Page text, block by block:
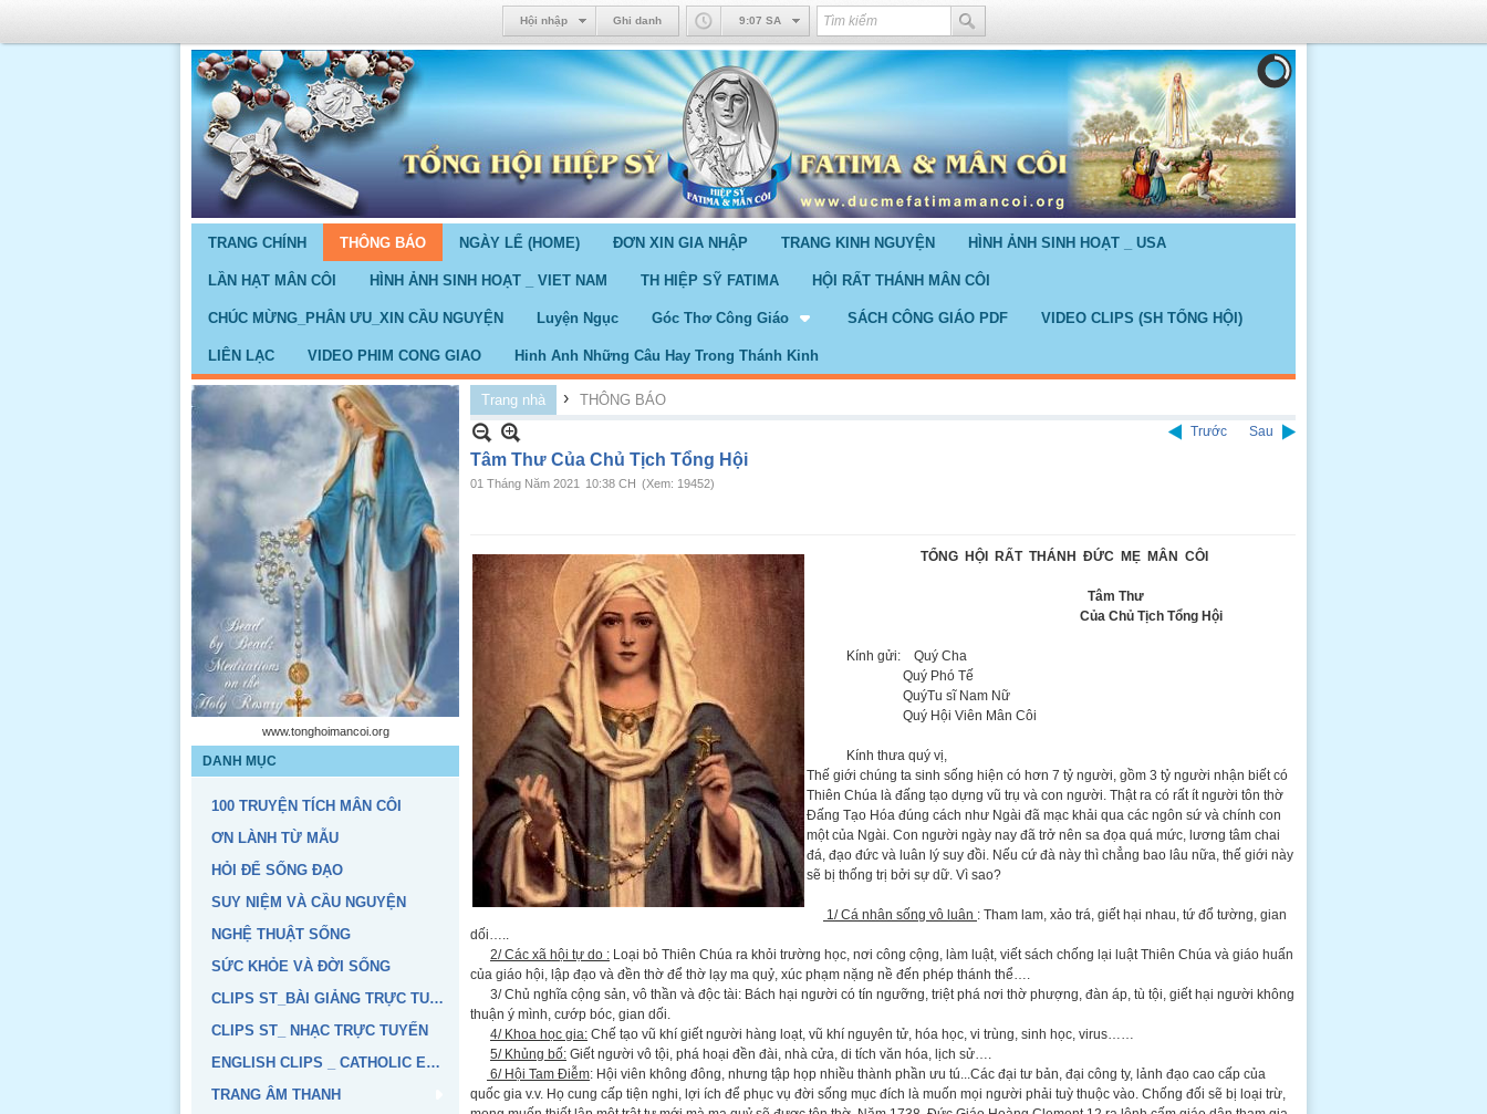
Hội nhập Ghi danh 9:07 SA
TRANG CHÍNH THÔNG BÁO NGÀY LỂ (HOME) ĐƠN XIN GIA NHẬP TRANG KINH NGUYỆN HÌNH ẢNH SINH HOẠT _ USA
LẦN HẠT MÂN CÔI HÌNH ẢNH SINH HOẠT _ VIET NAM TH HIỆP SỸ FATIMA HỘI RẤT THÁNH MÂN CÔI
CHÚC MỪNG_PHÂN ƯU_XIN CẦU NGUYỆN Luyện Ngục Góc Thơ Công Giáo SÁCH CÔNG GIÁO PDF VIDEO CLIPS (SH TỔNG HỘI)
LIÊN LẠC VIDEO PHIM CONG GIAO Hinh Anh Những Câu Hay Trong Thánh Kinh
www.tonghoimancoi.org
DANH MỤC
100 TRUYỆN TÍCH MÂN CÔI
ƠN LÀNH TỪ MẪU
HỎI ĐỂ SỐNG ĐẠO
SUY NIỆM VÀ CẦU NGUYỆN
NGHỆ THUẬT SỐNG
SỨC KHỎE VÀ ĐỜI SỐNG
CLIPS ST_BÀI GIẢNG TRỰC TUYẾN
CLIPS ST_ NHẠC TRỰC TUYẾN
ENGLISH CLIPS _ CATHOLIC EDUCATION
TRANG ÂM THANH
Trang nhà › THÔNG BÁO
Trước Sau
Tâm Thư Của Chủ Tịch Tổng Hội
01 Tháng Năm 2021 10:38 CH (Xem: 19452)
TỔNG HỘI RẤT THÁNH ĐỨC MẸ MÂN CÔI
Tâm Thư
Của Chủ Tịch Tổng Hội
Kính gửi: Quý Cha
Quý Phó Tế
QuýTu sĩ Nam Nữ
Quý Hội Viên Mân Côi
Kính thưa quý vị,
Thế giới chúng ta sinh sống hiện có hơn 7 tỷ người, gồm 3 tỷ người nhận biết có
Thiên Chúa là đấng tạo dựng vũ trụ và con người. Thật ra có rất ít người tôn thờ
Đấng Tạo Hóa đúng cách như Ngài đã mạc khải qua các ngôn sứ và chính con
một của Ngài. Con người ngày nay đã trở nên sa đọa quá mức, lương tâm chai
đá, đạo đức và luân lý suy đồi. Nếu cứ đà này thì chẳng bao lâu nữa, thế giới này
sẽ bị thống trị bởi sự dữ. Vì sao?
1/ Cá nhân sống vô luân : Tham lam, xảo trá, giết hại nhau, tứ đổ tường, gian
dối…..
2/ Các xã hội tự do : Loại bỏ Thiên Chúa ra khỏi trường học, nơi công cộng, làm luật, viết sách chống lại luật Thiên Chúa và giáo huấn
của giáo hội, lập đạo và đền thờ để thờ lạy ma quỷ, xúc phạm nặng nề đến phép thánh thể….
3/ Chủ nghĩa cộng sản, vô thần và độc tài: Bách hại người có tín ngưỡng, triệt phá nơi thờ phượng, đàn áp, tù tội, giết hại người không
thuận ý mình, cướp bóc, gian dối.
4/ Khoa học gia: Chế tạo vũ khí giết người hàng loạt, vũ khí nguyên tử, hóa học, vi trùng, sinh học, virus……
5/ Khủng bố: Giết người vô tội, phá hoại đền đài, nhà cửa, di tích văn hóa, lịch sử….
6/ Hội Tam Điễm: Hội viên không đông, nhưng tập họp nhiều thành phần ưu tú...Các đại tư bản, đại công ty, lảnh đạo cao cấp của
quốc gia v.v. Họ cung cấp tiện nghi, lợi ích để phục vụ đời sống mục đích là muốn mọi người phải tuỳ thuộc vào. Chống đối sẽ bị loại trừ,